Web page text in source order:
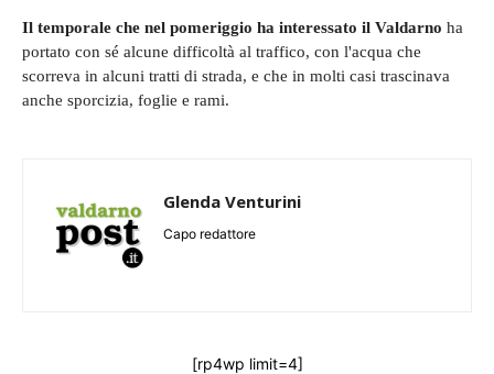
Il temporale che nel pomeriggio ha interessato il Valdarno ha
portato con sé alcune difficoltà al traffico, con l'acqua che
scorreva in alcuni tratti di strada, e che in molti casi trascinava
anche sporcizia, foglie e rami.
Glenda Venturini
Capo redattore
[rp4wp limit=4]